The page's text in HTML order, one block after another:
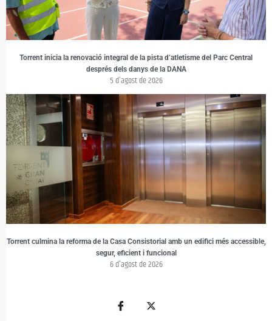
Torrent inicia la renovació integral de la pista d’atletisme del Parc Central
després dels danys de la DANA
5 d'agost de 2026
Torrent culmina la reforma de la Casa Consistorial amb un edifici més accessible,
segur, eficient i funcional
6 d'agost de 2026